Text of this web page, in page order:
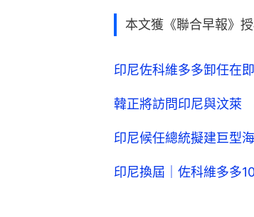
本文獲《聯合早報》
印尼佐科維多多卸任在
韓正將訪問印尼與汶萊
印尼候任總統擬建巨型
印尼換屆｜佐科維多多